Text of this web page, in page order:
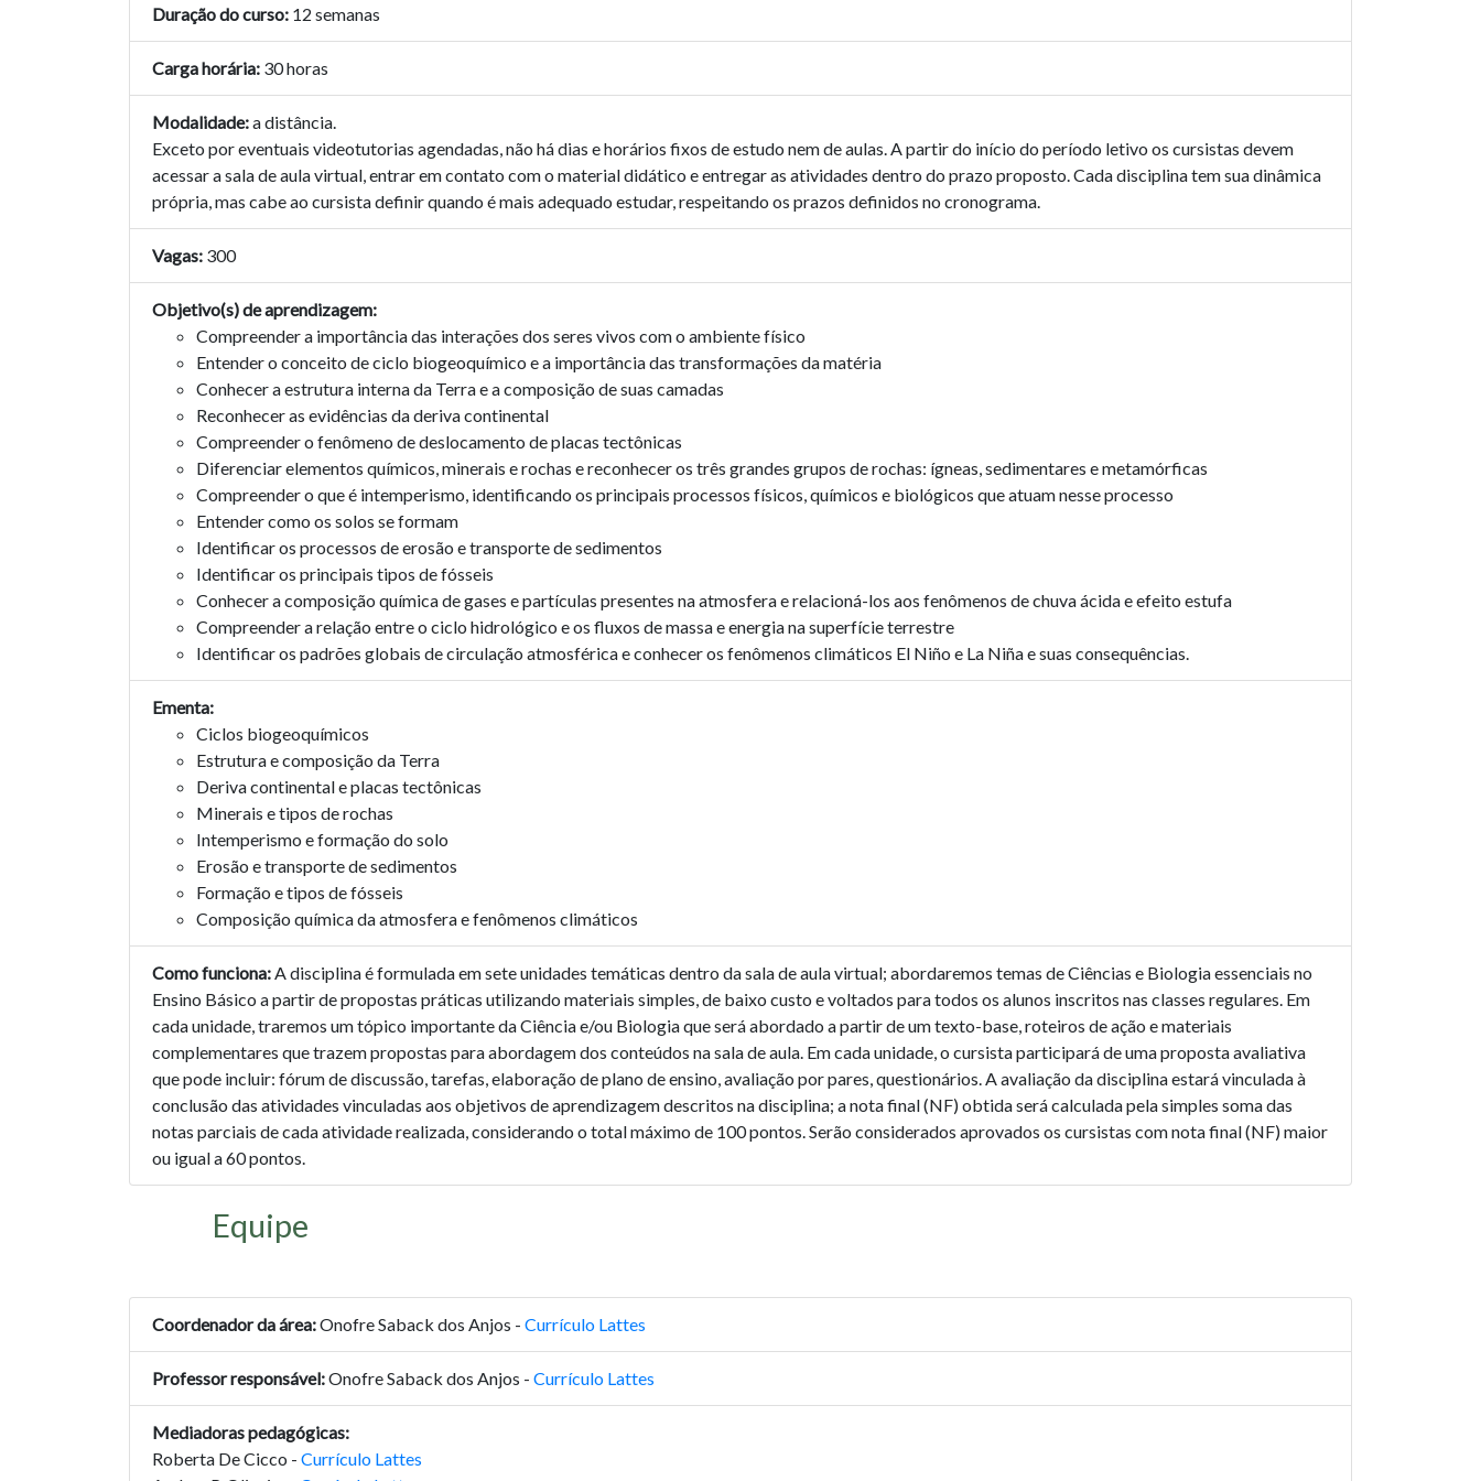
Duração do curso: 12 semanas
Carga horária: 30 horas
Modalidade:a distância.
Exceto por eventuais videotutorias agendadas, não há dias e horários fixos de estudo nem de aulas. A partir do início do período letivo os cursistas devem
acessar a sala de aula virtual, entrar em contato com o material didático e entregar as atividades dentro do prazo proposto. Cada disciplina tem sua dinâmica
própria, mas cabe ao cursista definir quando é mais adequado estudar, respeitando os prazos definidos no cronograma.
Vagas: 300
Objetivo(s) de aprendizagem:
Compreender a importância das interações dos seres vivos com o ambiente físico
Entender o conceito de ciclo biogeoquímico e a importância das transformações da matéria
Conhecer a estrutura interna da Terra e a composição de suas camadas
Reconhecer as evidências da deriva continental
Compreender o fenômeno de deslocamento de placas tectônicas
Diferenciar elementos químicos, minerais e rochas e reconhecer os três grandes grupos de rochas: ígneas, sedimentares e metamórficas
Compreender o que é intemperismo, identificando os principais processos físicos, químicos e biológicos que atuam nesse processo
Entender como os solos se formam
Identificar os processos de erosão e transporte de sedimentos
Identificar os principais tipos de fósseis
Conhecer a composição química de gases e partículas presentes na atmosfera e relacioná-los aos fenômenos de chuva ácida e efeito estufa
Compreender a relação entre o ciclo hidrológico e os fluxos de massa e energia na superfície terrestre
Identificar os padrões globais de circulação atmosférica e conhecer os fenômenos climáticos El Niño e La Niña e suas consequências.
Ementa:
Ciclos biogeoquímicos
Estrutura e composição da Terra
Deriva continental e placas tectônicas
Minerais e tipos de rochas
Intemperismo e formação do solo
Erosão e transporte de sedimentos
Formação e tipos de fósseis
Composição química da atmosfera e fenômenos climáticos
Como funciona:A disciplina é formulada em sete unidades temáticas dentro da sala de aula virtual; abordaremos temas de Ciências e Biologia essenciais no
Ensino Básico a partir de propostas práticas utilizando materiais simples, de baixo custo e voltados para todos os alunos inscritos nas classes regulares. Em
cada unidade, traremos um tópico importante da Ciência e/ou Biologia que será abordado a partir de um texto-base, roteiros de ação e materiais
complementares que trazem propostas para abordagem dos conteúdos na sala de aula. Em cada unidade, o cursista participará de uma proposta avaliativa
que pode incluir: fórum de discussão, tarefas, elaboração de plano de ensino, avaliação por pares, questionários. A avaliação da disciplina estará vinculada à
conclusão das atividades vinculadas aos objetivos de aprendizagem descritos na disciplina; a nota final (NF) obtida será calculada pela simples soma das
notas parciais de cada atividade realizada, considerando o total máximo de 100 pontos. Serão considerados aprovados os cursistas com nota final (NF) maior
ou igual a 60 pontos.
Equipe
Coordenador da área:Onofre Saback dos Anjos - Currículo Lattes
Professor responsável:Onofre Saback dos Anjos - Currículo Lattes
Mediadoras pedagógicas:
Roberta De Cicco - Currículo Lattes